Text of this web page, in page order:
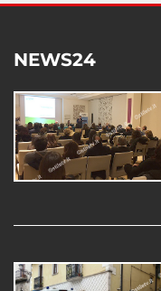
NEWS24